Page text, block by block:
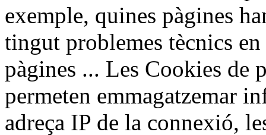
exemple, quines pàgines
tingut problemes tècnics en
pàgines ... Les Cookies de
permeten emmagatzemar
adreça IP de la connexió,